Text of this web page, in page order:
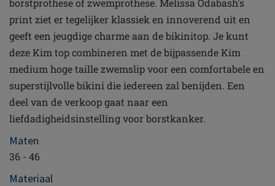
borstprothese of zwemprothese. Melissa Odabash's
print ziet er tegelijker klassiek en innoverend uit en
geeft een jeugdige charme aan de bikinitop. Je kunt
deze Kim top combineren met de bijpassende Kim
medium hoge taille zwemslip voor een comfortabele en
superstijlvolle bikini die iedereen zal benijden. Een
deel van de verkoop gaat naar een
liefdadigheidsinstelling voor borstkanker.
Maten
36 - 46
Materiaal